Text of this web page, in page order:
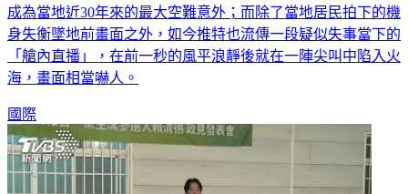
成為當地近30年來的最大空難意外；而除了當地居民拍下的機
身失衡墜地前畫面之外，如今推特也流傳一段疑似失事當下的
「艙內直播」，在前一秒的風平浪靜後就在一陣尖叫中陷入火
海，畫面相當嚇人。
國際